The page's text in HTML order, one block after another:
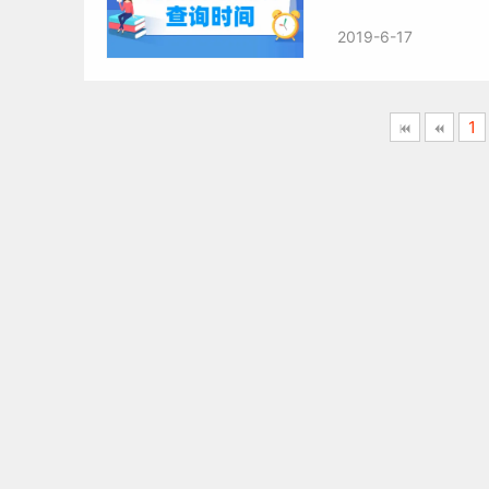
2019-6-17
1